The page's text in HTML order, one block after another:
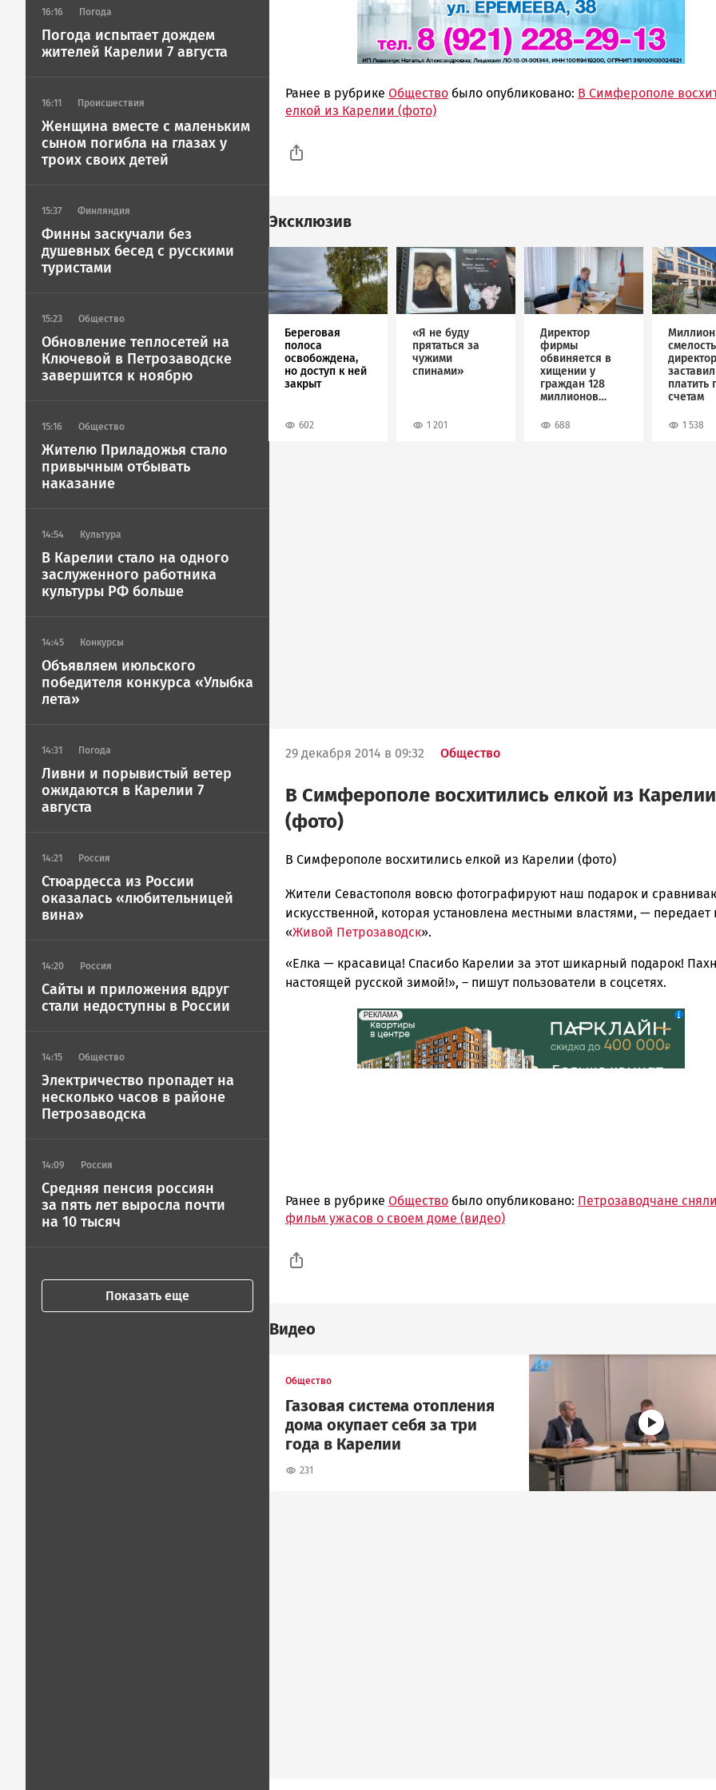
16:16 Погода
Погода испытает дождем
жителей Карелии 7 августа
16:11 Происшествия
Женщина вместе с маленьким
сыном погибла на глазах у
троих своих детей
15:37 Финляндия
Финны заскучали без
душевных бесед с русскими
туристами
15:23 Общество
Обновление теплосетей на
Ключевой в Петрозаводске
завершится к ноябрю
15:16 Общество
Жителю Приладожья стало
привычным отбывать
наказание
14:54 Культура
В Карелии стало на одного
заслуженного работника
культуры РФ больше
14:45 Конкурсы
Объявляем июльского
победителя конкурса «Улыбка
лета»
14:31 Погода
Ливни и порывистый ветер
ожидаются в Карелии 7
августа
14:21 Россия
Стюардесса из России
оказалась «любительницей
вина»
14:20 Россия
Сайты и приложения вдруг
стали недоступны в России
14:15 Общество
Электричество пропадет на
несколько часов в районе
Петрозаводска
14:09 Россия
Средняя пенсия россиян
за пять лет выросла почти
на 10 тысяч
Показать еще
Ранее в рубрике Общество было опубликовано: В Симферополе
елкой из Карелии (фото)
Эксклюзив
Береговая
полоса
освобождена,
но доступ к ней
закрыт
602
Image
«Я не буду
прятаться за
чужими
спинами»
1 201
Директор
фирмы
обвиняется в
хищении у
граждан 128
миллионов
688
Image
платить
счетам
1 538
29 декабря 2014 в 09:32 Общество
В Симферополе восхитились елкой из Карелии
(фото)
admintimur
Петрозаводска
и
Карелии
Петрозаводск
ГОВОРИТ
В Симферополе восхитились елкой из Карелии (фото)
Жители Севастополя вовсю фотографируют наш подарок и
искусственной, которая установлена местными властями, — передает
«Живой Петрозаводск».
«Елка — красавица! Спасибо Карелии за этот шикарный подарок!
настоящей русской зимой!», – пишут пользователи в соцсетях.
erid: 2SDnjdeSPnB
РЕКЛАМА
Реклама
Ранее в рубрике Общество было опубликовано: Петрозаводчане
фильм ужасов о своем доме (видео)
Видео
Общество
Газовая система отопления
дома окупает себя за три
года в Карелии
231
Image